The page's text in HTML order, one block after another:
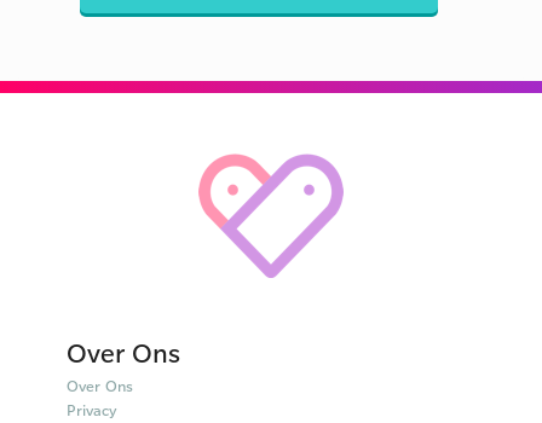
Over Ons
Over Ons
Privacy